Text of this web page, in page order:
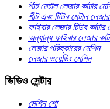
শীট মেটাল লেজার কাটার
শীট এবং টিউব মেটাল লেজার
ফাইবার লেজার টিউব কাটার
অন্যান্য ফাইবার লেজার
লেজার পরিষ্কারের মেশিন
লেজার ওয়েল্ডিং মেশিন
ভিডিও সেন্টার
মেশিন শো